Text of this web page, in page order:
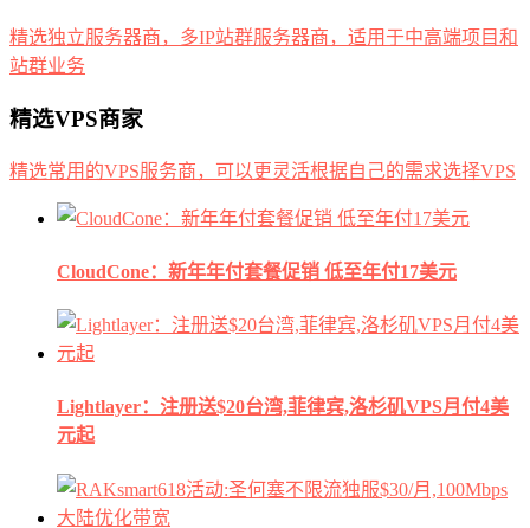
精选独立服务器商，多IP站群服务器商，适用于中高端项目和
站群业务
精选VPS商家
精选常用的VPS服务商，可以更灵活根据自己的需求选择VPS
CloudCone：新年年付套餐促销 低至年付17美元
Lightlayer：注册送$20台湾,菲律宾,洛杉矶VPS月付4美
元起